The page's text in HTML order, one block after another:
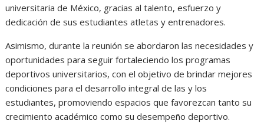
universitaria de México, gracias al talento, esfuerzo y
dedicación de sus estudiantes atletas y entrenadores.
Asimismo, durante la reunión se abordaron las necesidades y
oportunidades para seguir fortaleciendo los programas
deportivos universitarios, con el objetivo de brindar mejores
condiciones para el desarrollo integral de las y los
estudiantes, promoviendo espacios que favorezcan tanto su
crecimiento académico como su desempeño deportivo.